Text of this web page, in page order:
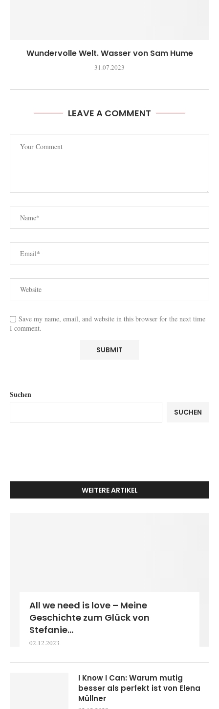
Wundervolle Welt. Wasser von Sam Hume
31.07.2023
LEAVE A COMMENT
Save my name, email, and website in this browser for the next time
I comment.
Suchen
SUCHEN
WEITERE ARTIKEL
All we need is love – Meine
Geschichte zum Glück von
Stefanie...
02.12.2023
I Know I Can: Warum mutig
besser als perfekt ist von Elena
Müllner